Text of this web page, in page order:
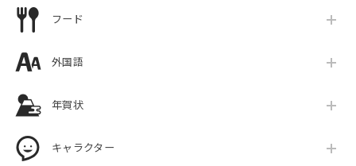
フード
外国語
年賀状
キャラクター